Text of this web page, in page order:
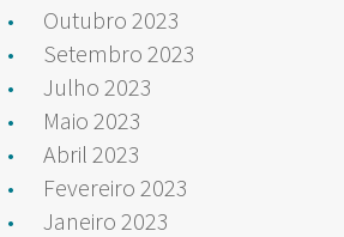
Outubro 2023
Setembro 2023
Julho 2023
Maio 2023
Abril 2023
Fevereiro 2023
Janeiro 2023